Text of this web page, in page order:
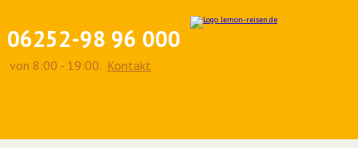
06252-98 96 000
von 8:00 - 19:00. Kontakt